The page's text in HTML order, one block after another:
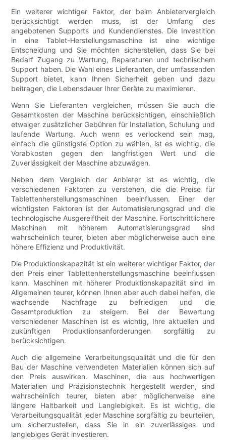
Ein weiterer wichtiger Faktor, der beim Anbietervergleich
berücksichtigt werden muss, ist der Umfang des
angebotenen Supports und Kundendienstes. Die Investition
in eine Tablet-Herstellungsmaschine ist eine wichtige
Entscheidung und Sie möchten sicherstellen, dass Sie bei
Bedarf Zugang zu Wartung, Reparaturen und technischem
Support haben. Die Wahl eines Lieferanten, der umfassenden
Support bietet, kann Ihnen Sicherheit geben und dazu
beitragen, die Lebensdauer Ihrer Geräte zu maximieren.
Wenn Sie Lieferanten vergleichen, müssen Sie auch die
Gesamtkosten der Maschine berücksichtigen, einschließlich
etwaiger zusätzlicher Gebühren für Installation, Schulung und
laufende Wartung. Auch wenn es verlockend sein mag,
einfach die günstigste Option zu wählen, ist es wichtig, die
Vorabkosten gegen den langfristigen Wert und die
Zuverlässigkeit der Maschine abzuwägen.
Neben dem Vergleich der Anbieter ist es wichtig, die
verschiedenen Faktoren zu verstehen, die die Preise für
Tablettenherstellungsmaschinen beeinflussen. Einer der
wichtigsten Faktoren ist der Automatisierungsgrad und die
technologische Ausgereiftheit der Maschine. Fortschrittlichere
Maschinen mit höherem Automatisierungsgrad sind
wahrscheinlich teurer, bieten aber möglicherweise auch eine
höhere Effizienz und Produktivität.
Die Produktionskapazität ist ein weiterer wichtiger Faktor, der
den Preis einer Tablettenherstellungsmaschine beeinflussen
kann. Maschinen mit höherer Produktionskapazität sind im
Allgemeinen teurer, können Ihnen aber auch dabei helfen, die
wachsende Nachfrage zu befriedigen und die
Gesamtproduktion zu steigern. Bei der Bewertung
verschiedener Maschinen ist es wichtig, Ihre aktuellen und
zukünftigen Produktionsanforderungen sorgfältig zu
berücksichtigen.
Auch die allgemeine Verarbeitungsqualität und die für den
Bau der Maschine verwendeten Materialien können sich auf
den Preis auswirken. Maschinen, die aus hochwertigen
Materialien und Präzisionstechnik hergestellt werden, sind
wahrscheinlich teurer, bieten aber möglicherweise eine
längere Haltbarkeit und Langlebigkeit. Es ist wichtig, die
Verarbeitungsqualität jeder Maschine sorgfältig zu beurteilen,
um sicherzustellen, dass Sie in ein zuverlässiges und
langlebiges Gerät investieren.